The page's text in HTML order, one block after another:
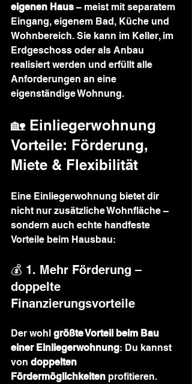
eigenen Haus – meist mit separatem
Eingang, eigenem Bad, Küche und
Wohnbereich. Sie kann im Keller, im
Erdgeschoss oder als Anbau
realisiert werden und erfüllt alle
Anforderungen an eine
eigenständige Wohnung.
🏡 Einliegerwohnung
Vorteile: Förderung,
Miete & Flexibilität
Eine Einliegerwohnung bietet dir
nicht nur zusätzliche Wohnfläche –
sondern auch echte handfeste
Vorteile beim Hausbau:
💰 1. Mehr Förderung –
doppelte
Finanzierungsvorteile
Der wohl größte Vorteil beim Bau
einer Einliegerwohnung: Du kannst
von doppelten
Fördermöglichkeiten profitieren.